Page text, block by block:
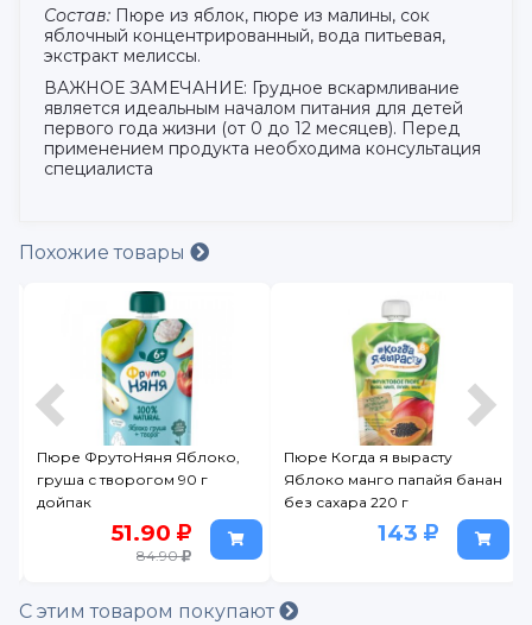
Состав: Пюре из яблок, пюре из малины, сок
яблочный концентрированный, вода питьевая,
экстракт мелиссы.
ВАЖНОЕ ЗАМЕЧАНИЕ: Грудное вскармливание
является идеальным началом питания для детей
первого года жизни (от 0 до 12 месяцев). Перед
применением продукта необходима консультация
специалиста
Похожие товары
Пюре ФрутоНяня Яблоко,
груша с творогом 90 г
дойпак
51.90
84.90
Пюре Когда я вырасту
Яблоко манго папайя банан
без сахара 220 г
143
С этим товаром покупают